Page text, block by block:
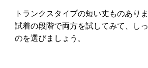
トランクスタイプの短い丈ものありま
試着の段階で両方を試してみて、し
のを選びましょう。